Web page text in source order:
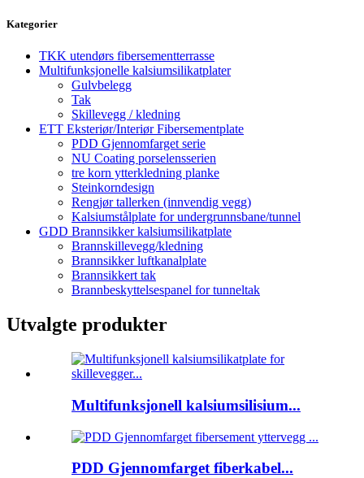
Kategorier
TKK utendørs fibersementterrasse
Multifunksjonelle kalsiumsilikatplater
Gulvbelegg
Tak
Skillevegg / kledning
ETT Eksteriør/Interiør Fibersementplate
PDD Gjennomfarget serie
NU Coating porselensserien
tre korn ytterkledning planke
Steinkorndesign
Rengjør tallerken (innvendig vegg)
Kalsiumstålplate for undergrunnsbane/tunnel
GDD Brannsikker kalsiumsilikatplate
Brannskillevegg/kledning
Brannsikker luftkanalplate
Brannsikkert tak
Brannbeskyttelsespanel for tunneltak
Utvalgte produkter
Multifunksjonell kalsiumsilisium...
PDD Gjennomfarget fiberkabel...